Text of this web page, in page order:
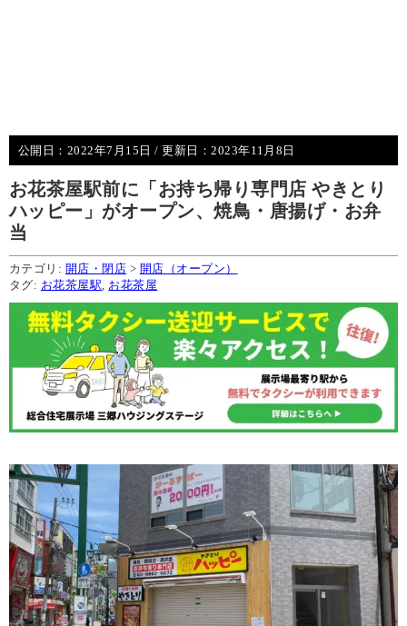
公開日： 2022年7月15日 / 更新日：2023年11月8日
お花茶屋駅前に「お持ち帰り専門店 やきとり
ハッピー」がオープン、焼鳥・唐揚げ・お弁
当
カテゴリ: 開店・閉店 > 開店（オープン）
タグ: お花茶屋駅 お花茶屋